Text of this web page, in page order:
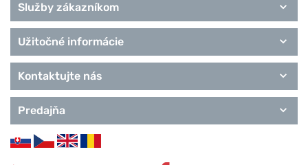
Služby zákazníkom
Užitočné informácie
Kontaktujte nás
Predajňa